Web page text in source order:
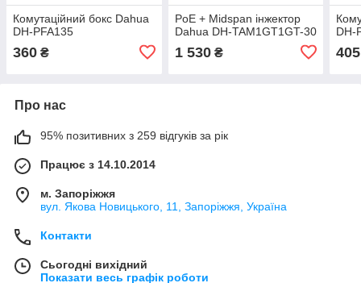
Комутаційний бокс Dahua
DH-PFA135
360 ₴
PoE + Midspan інжектор
Dahua DH-TAM1GT1GT-30
1 530₴
DH-
405
Про нас
95% позитивних з 259 відгуків за рік
Працює з 14.10.2014
м. Запоріжжя
вул. Якова Новицького, 11, Запоріжжя, Україна
Контакти
Сьогодні вихідний
Показати весь графік роботи